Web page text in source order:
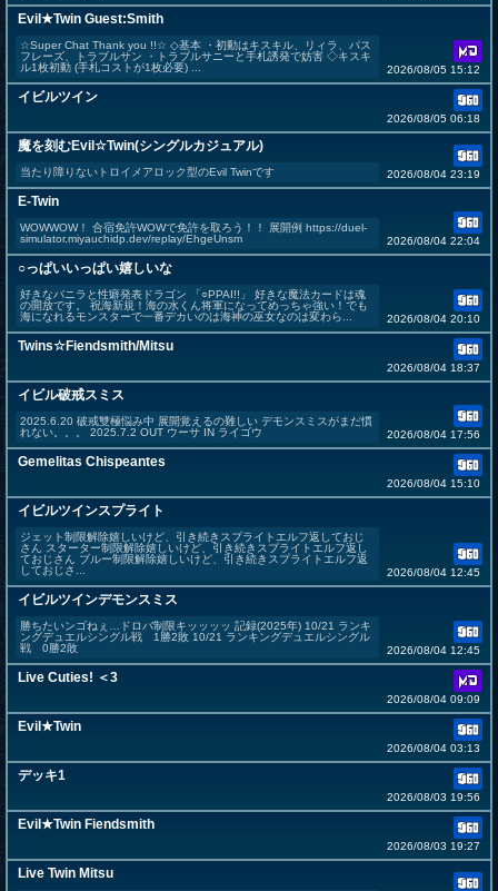
Evil★Twin Guest:Smith
☆Super Chat Thank you !!☆ ◇基本 ・初動はキスキル、リィラ、パス
フレーズ、トラブルサン ・トラブルサニーと手札誘発で妨害 ◇キスキ
ル1枚初動 (手札コストが1枚必要) ...
2026/08/05 15:12
イビルツイン
2026/08/05 06:18
魔を刻むEvil☆Twin(シングルカジュアル)
当たり障りないトロイメアロック型のEvil Twinです 2026/08/04 23:19
E-Twin
WOWWOW！ 合宿免許WOWで免許を取ろう！！ 展開例 https://duel-
simulator.miyauchidp.dev/replay/EhgeUnsm
2026/08/04 22:04
○っぱいいっぱい嬉しいな
好きなバニラと性癖発表ドラゴン 「○PPAI!!」 好きな魔法カードは魂
の開放です。 祝海新規！海の水くん将軍になってめっちゃ強い！でも
海になれるモンスターで一番デカいのは海神の巫女なのは変わら...
2026/08/04 20:10
Twins☆Fiendsmith/Mitsu
2026/08/04 18:37
イビル破戒スミス
2025.6.20 破戒雙極悩み中 展開覚えるの難しい デモンスミスがまだ慣
れない。。。 2025.7.2 OUT ウーサ IN ライゴウ
2026/08/04 17:56
Gemelitas Chispeantes
2026/08/04 15:10
イビルツインスプライト
ジェット制限解除嬉しいけど、引き続きスプライトエルフ返しておじ
さん スターター制限解除嬉しいけど、引き続きスプライトエルフ返し
ておじさん ブルー制限解除嬉しいけど、引き続きスプライトエルフ返
しておじさ...
2026/08/04 12:45
イビルツインデモンスミス
勝ちたいンゴねぇ…ドロバ制限キッッッッ 記録(2025年) 10/21 ランキ
ングデュエルシングル戦 1勝2敗 10/21 ランキングデュエルシングル
戦 0勝2敗
2026/08/04 12:45
Live Cuties! ＜3
2026/08/04 09:09
Evil★Twin
2026/08/04 03:13
デッキ1
2026/08/03 19:56
Evil★Twin Fiendsmith
2026/08/03 19:27
Live Twin Mitsu